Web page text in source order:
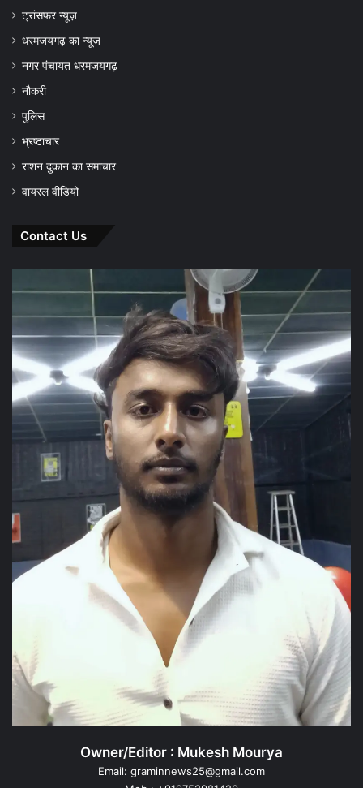
ट्रांसफर न्यूज़
धरमजयगढ़ का न्यूज़
नगर पंचायत धरमजयगढ़
नौकरी
पुलिस
भ्रष्टाचार
राशन दुकान का समाचार
वायरल वीडियो
Contact Us
Owner/Editor : Mukesh Mourya
Email: graminnews25@gmail.com